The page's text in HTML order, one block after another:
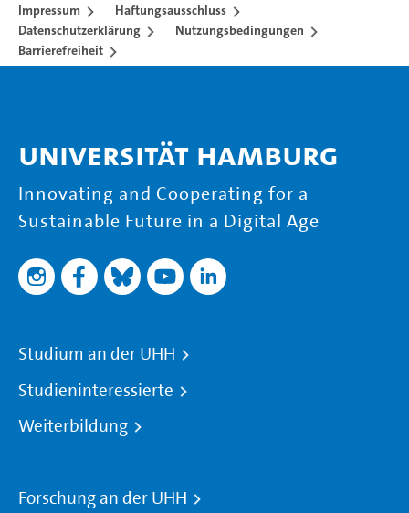
Impressum
Haftungsausschluss
Datenschutzerklärung
Nutzungsbedingungen
Barrierefreiheit
Universität Hamburg
Innovating and Cooperating for a
Sustainable Future in a Digital Age
Studium an der UHH
Studieninteressierte
Weiterbildung
Forschung an der UHH